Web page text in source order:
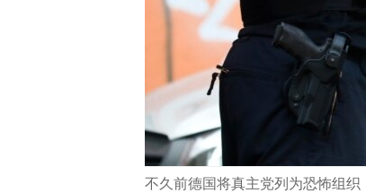
不久前德国将真主党列为恐怖组织